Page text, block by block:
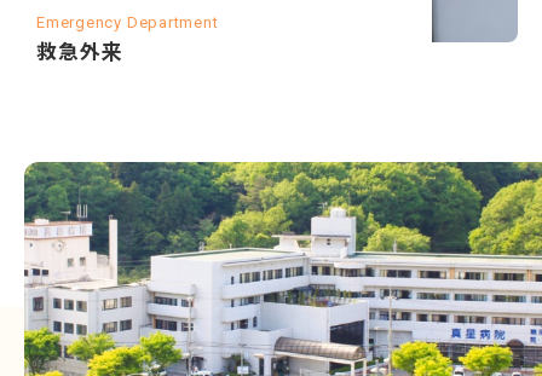
Emergency Department
救急外来